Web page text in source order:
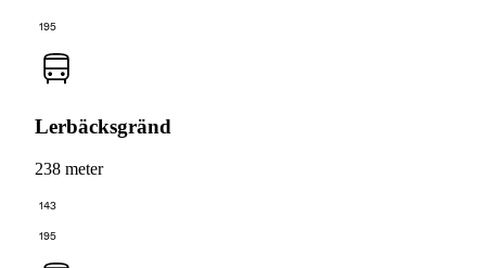
195
Lerbäcksgränd
238 meter
143
195